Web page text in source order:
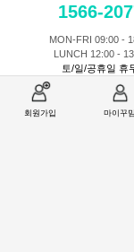
회원가입 마이꾸밈
1566-
MON-FRI 09:00 -
LUNCH 12:00 -
토/일/공휴일 휴